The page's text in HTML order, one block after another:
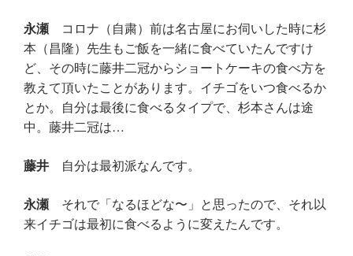
永瀬 コロナ（自粛）前は名古屋にお伺いした時に杉
本（昌隆）先生もご飯を一緒に食べていたんですけ
ど、その時に藤井二冠からショートケーキの食べ方を
教えて頂いたことがあります。イチゴをいつ食べるか
とか。自分は最後に食べるタイプで、杉本さんは途
中。藤井二冠は…
藤井 自分は最初派なんです。
永瀬 それで「なるほどな〜」と思ったので、それ以
来イチゴは最初に食べるように変えたんです。